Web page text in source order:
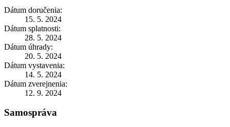
Dátum doručenia:
15. 5. 2024
Dátum splatnosti:
28. 5. 2024
Dátum úhrady:
20. 5. 2024
Dátum vystavenia:
14. 5. 2024
Dátum zverejnenia:
12. 9. 2024
Samospráva